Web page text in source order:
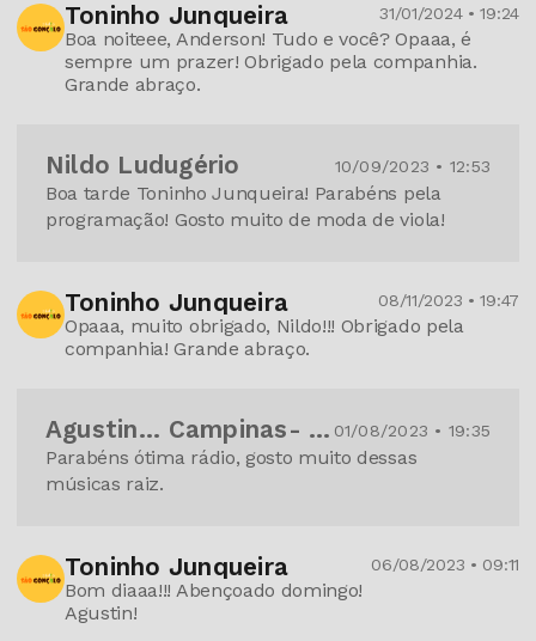
Toninho Junqueira 31/01/2024 • 19:24
Boa noiteee, Anderson! Tudo e você? Opaaa, é
sempre um prazer! Obrigado pela companhia.
Grande abraço.
Nildo Ludugério 10/09/2023 • 12:53
Boa tarde Toninho Junqueira! Parabéns pela
programação! Gosto muito de moda de viola!
Toninho Junqueira 08/11/2023 • 19:47
Opaaa, muito obrigado, Nildo!!! Obrigado pela
companhia! Grande abraço.
Agustin... Campinas- SP . 01/08/2023 • 19:35
Parabéns ótima rádio, gosto muito dessas
músicas raiz.
Toninho Junqueira 06/08/2023 • 09:11
Bom diaaa!!! Abençoado domingo!
Agustin!